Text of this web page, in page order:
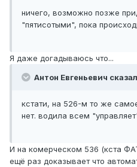
ничего, возможно позже
"пятисотыми", пока
Я даже догадываюсь что...
Антон Евгеньевич
кстати, на 526-м то же
нет. водила всем
И на комерческом 536 (кста
ещё раз доказывает что